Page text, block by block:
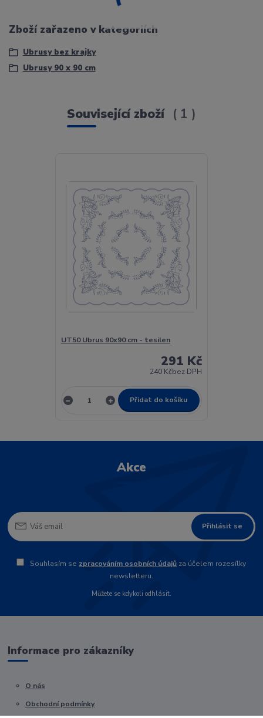
Zboží zařazeno v kategoriích
Ubrusy bez krajky
Ubrusy 90 x 90 cm
Související zboží 1
UT50 Ubrus 90x90 cm - tesilen
291 Kč
240 Kčbez DPH
Přidat do košíku
Akce
Přihlásit se
Souhlasím se zpracováním osobních údajů za účelem rozesílky
newsletteru.
Můžete se kdykoli odhlásit.
Informace pro zákazníky
O nás
Obchodní podmínky